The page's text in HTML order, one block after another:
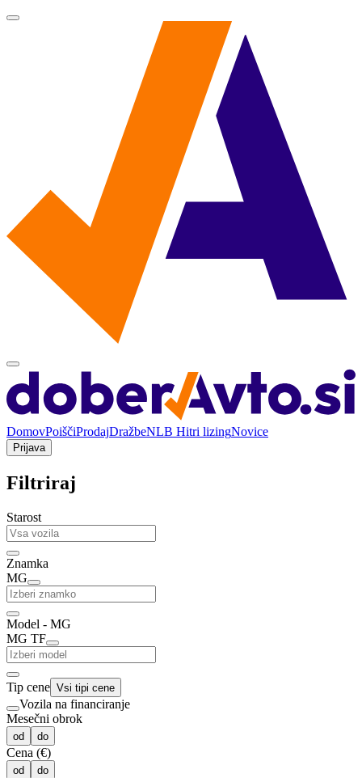
DomovPoiščiProdajDražbeNLB Hitri lizingNovice
Prijava
Filtriraj
Starost
Znamka
MG
Model - MG
MG TF
Tip cene Vsi tipi cene
Vozila na financiranje
Mesečni obrok
od do
Cena (€)
od do